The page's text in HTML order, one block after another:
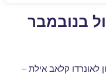
בנובמבר
לאונרדו קלאב אילת –